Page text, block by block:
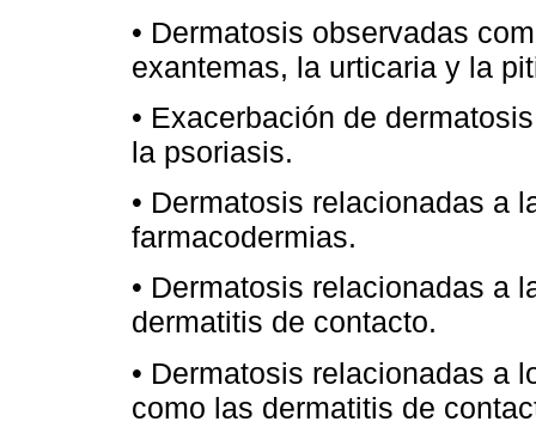
• Dermatosis observadas
exantemas, la urticaria y la
• Exacerbación de
la psoriasis.
• Dermatosis relacionadas a
farmacodermias.
• Dermatosis relacionadas a
dermatitis de contacto.
• Dermatosis relacionadas a
como las dermatitis de